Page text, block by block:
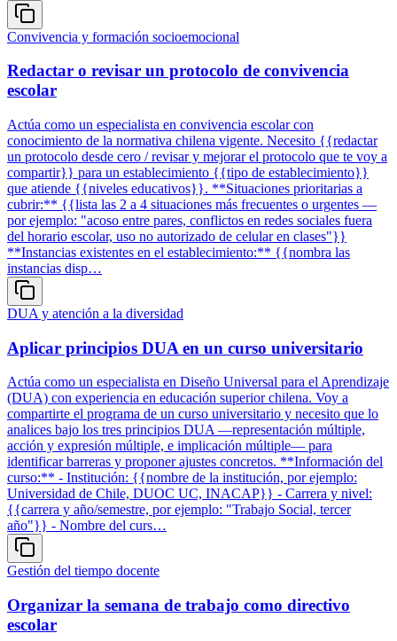
Convivencia y formación socioemocional
Redactar o revisar un protocolo de convivencia
escolar
Actúa como un especialista en convivencia escolar con
conocimiento de la normativa chilena vigente. Necesito {{redactar
un protocolo desde cero / revisar y mejorar el protocolo que te voy a
compartir}} para un establecimiento {{tipo de establecimiento}}
que atiende {{niveles educativos}}. **Situaciones prioritarias a
cubrir:** {{lista las 2 a 4 situaciones más frecuentes o urgentes —
por ejemplo: "acoso entre pares, conflictos en redes sociales fuera
del horario escolar, uso no autorizado de celular en clases"}}
**Instancias existentes en el establecimiento:** {{nombra las
instancias disp…
DUA y atención a la diversidad
Aplicar principios DUA en un curso universitario
Actúa como un especialista en Diseño Universal para el Aprendizaje
(DUA) con experiencia en educación superior chilena. Voy a
compartirte el programa de un curso universitario y necesito que lo
analices bajo los tres principios DUA —representación múltiple,
acción y expresión múltiple, e implicación múltiple— para
identificar barreras y proponer ajustes concretos. **Información del
curso:** - Institución: {{nombre de la institución, por ejemplo:
Universidad de Chile, DUOC UC, INACAP}} - Carrera y nivel:
{{carrera y año/semestre, por ejemplo: "Trabajo Social, tercer
año"}} - Nombre del curs…
Gestión del tiempo docente
Organizar la semana de trabajo como directivo
escolar